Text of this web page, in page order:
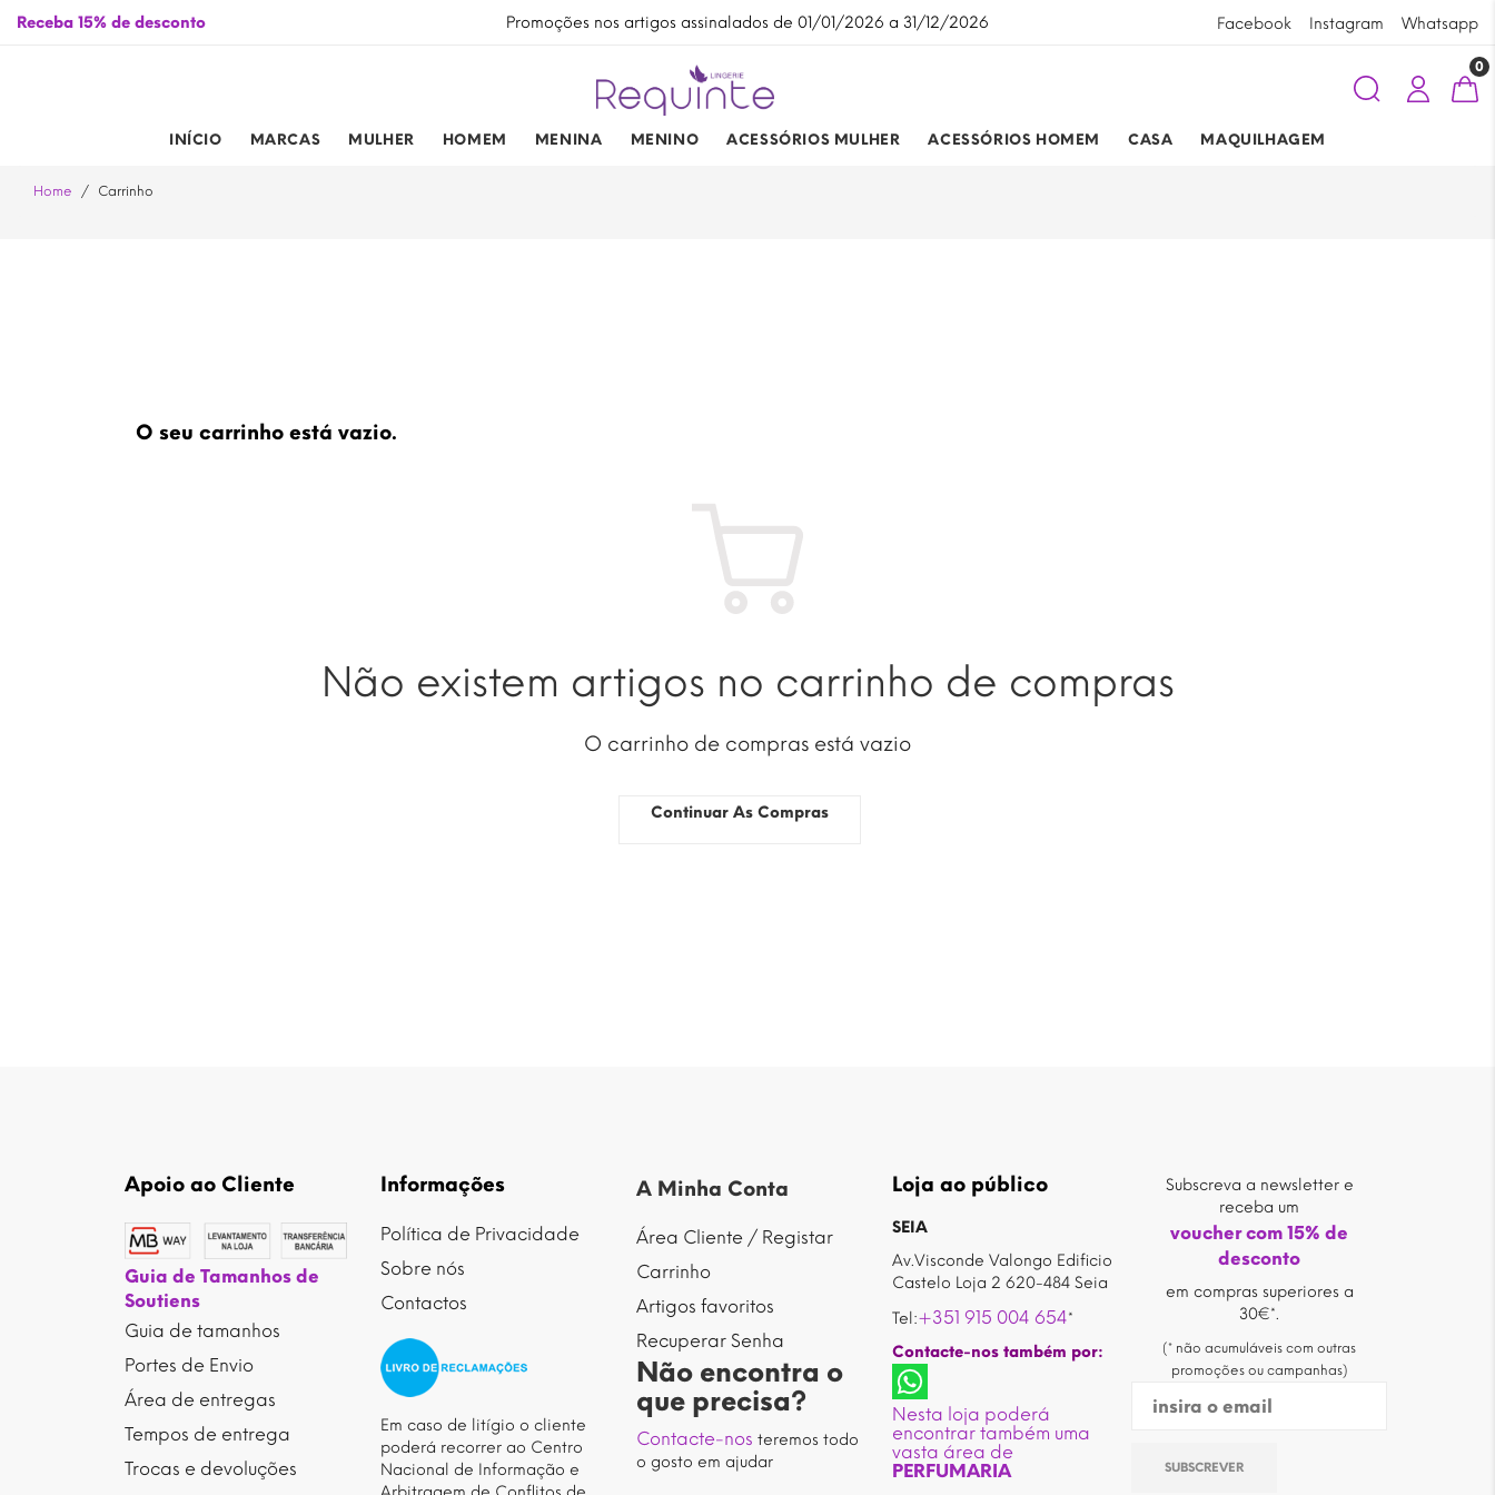
Receba 15% de desconto
de 01/01/2026 a 31/12/2026 Promoções nos artigos assinalados de 01/01/2026 a 31/12/2026 Ao comprar na Requinte Lingerieestá
Facebook Instagram Whatsapp
0
INÍCIO MARCAS MULHER HOMEM MENINA MENINO ACESSÓRIOS MULHER ACESSÓRIOS HOMEM CASA MAQUILHAGEM
Home Carrinho
O seu carrinho está vazio.
Não existem artigos no carrinho de compras
O carrinho de compras está vazio
Continuar As Compras
Apoio ao Cliente
Guia de Tamanhos de
Soutiens
Guia de tamanhos
Portes de Envio
Área de entregas
Tempos de entrega
Trocas e devoluções
Informações
Política de Privacidade
Sobre nós
Contactos
Em caso de litígio o cliente
poderá recorrer ao Centro
Nacional de Informação e
A Minha Conta
Área Cliente / Registar
Carrinho
Artigos favoritos
Recuperar Senha
Não encontra o
que precisa?
Contacte-nos teremos todo
o gosto em ajudar
Loja ao público
SEIA
Av.Visconde Valongo Edificio
Castelo Loja 2 620-484 Seia
Tel:+351 915 004 654*
Contacte-nos também por:
Nesta loja poderá
encontrar também uma
vasta área de
PERFUMARIA
Subscreva a newsletter e
receba um
voucher com 15% de
desconto
em compras superiores a
30€*.
(* não acumuláveis com outras
promoções ou campanhas)